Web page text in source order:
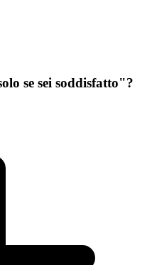
se sei soddisfatto"?